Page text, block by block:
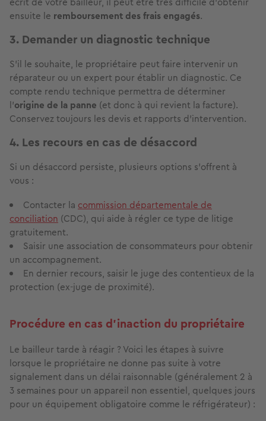
ensuite le remboursement des frais engagés.
3. Demander un diagnostic technique
S'il le souhaite, le propriétaire peut faire intervenir un
réparateur ou un expert pour établir un diagnostic. Ce
compte rendu technique permettra de déterminer
l'origine de la panne (et donc à qui revient la facture).
Conservez toujours les devis et rapports d'intervention.
4. Les recours en cas de désaccord
Si un désaccord persiste, plusieurs options s'offrent à
vous :
Contacter la commission départementale de
conciliation (CDC), qui aide à régler ce type de litige
gratuitement.
Saisir une association de consommateurs pour obtenir
un accompagnement.
En dernier recours, saisir le juge des contentieux de la
protection (ex-juge de proximité).
Procédure en cas d'inaction du propriétaire
Le bailleur tarde à réagir ? Voici les étapes à suivre
lorsque le propriétaire ne donne pas suite à votre
signalement dans un délai raisonnable (généralement 2 à
3 semaines pour un appareil non essentiel, quelques jours
pour un équipement obligatoire comme le réfrigérateur) :